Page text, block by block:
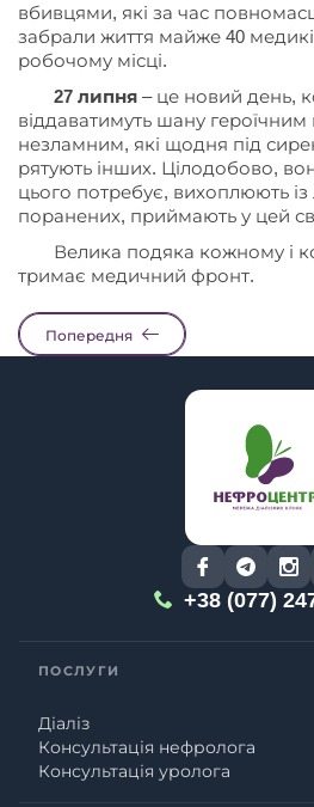
вбивцями, які за час
забрали життя майже 40
робочому місці.
27 липня – це новий день,
віддаватимуть шану
незламним, які щодня під
рятують інших. Цілодобово,
цього потребує, вихоплюють із
поранених, приймають у цей
Велика подяка кожному і
тримає медичний фронт.
Попередня
+38 (077)
ПОСЛУГИ
Діаліз
Консультація нефролога
Консультація уролога